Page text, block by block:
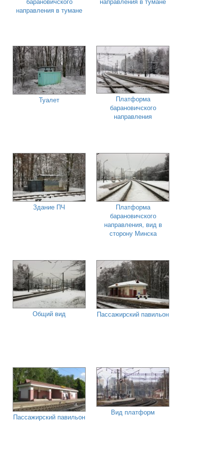
направления в тумане
Туалет
Платформа
барановичского
направления
Здание ПЧ
Платформа
барановичского
направления, вид в
сторону Минска
Общий вид Пассажирский павильон
Пассажирский павильон
Вид платформ